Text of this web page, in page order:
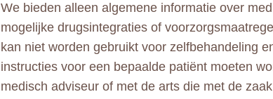
We bieden alleen algemene informatie over
mogelijke drugsintegraties of
kan niet worden gebruikt voor zelfbehandeling
instructies voor een bepaalde patiënt moeten
medisch adviseur of met de arts die met de